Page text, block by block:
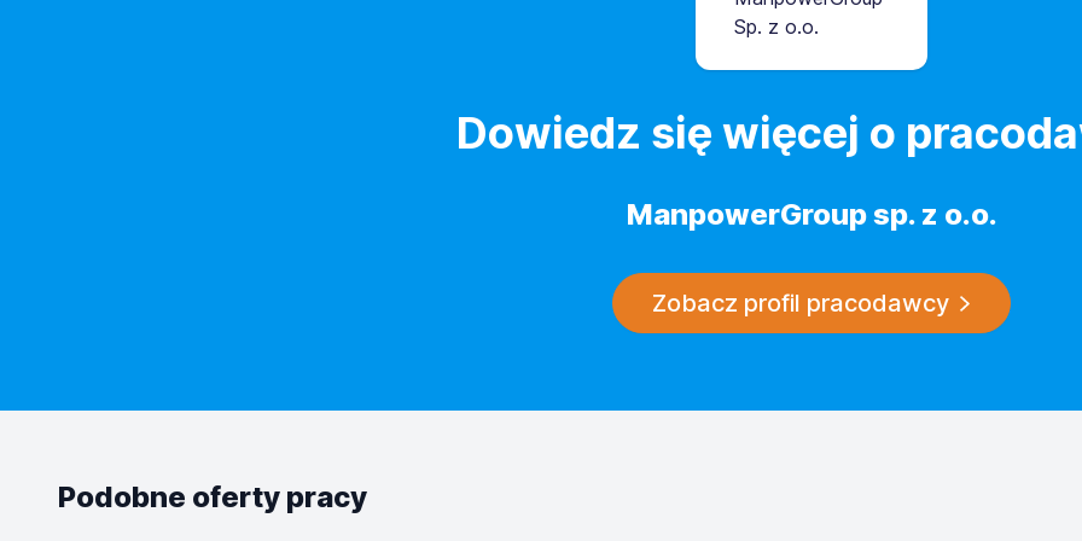
Dowiedz się więcej o
ManpowerGroup sp. z o.o.
Zobacz profil pracodawcy
Podobne oferty pracy